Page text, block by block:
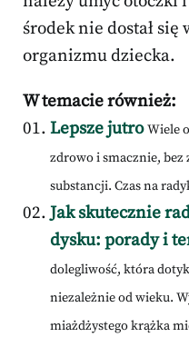
środek nie dostał
organizmu dziecka.
W temacie również:
Lepsze jutro Wiele
zdrowo i smacznie,
substancji. Czas na
Jak skutecznie
dysku: porady i
dolegliwość, która
niezależnie od wieku.
miażdżystego krążka